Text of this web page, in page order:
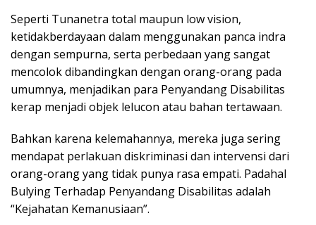
Seperti Tunanetra total maupun low vision,
ketidakberdayaan dalam menggunakan panca indra
dengan sempurna, serta perbedaan yang sangat
mencolok dibandingkan dengan orang-orang pada
umumnya, menjadikan para Penyandang Disabilitas
kerap menjadi objek lelucon atau bahan tertawaan.
Bahkan karena kelemahannya, mereka juga sering
mendapat perlakuan diskriminasi dan intervensi dari
orang-orang yang tidak punya rasa empati. Padahal
Bulying Terhadap Penyandang Disabilitas adalah
“Kejahatan Kemanusiaan”.